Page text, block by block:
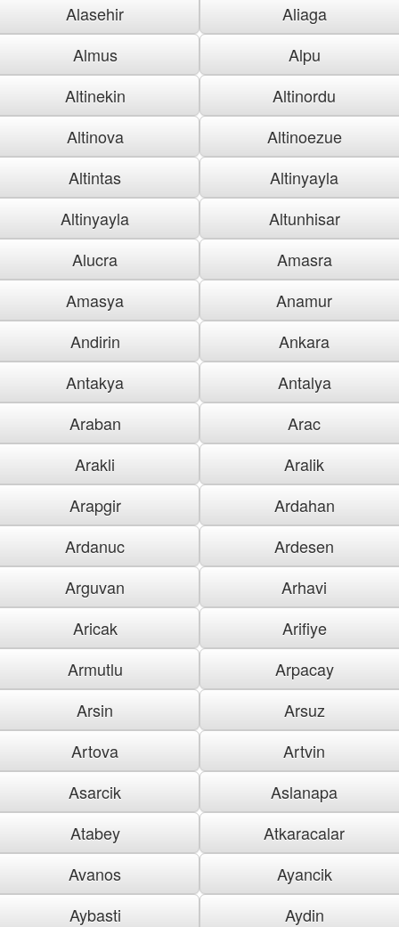
Alasehir
Aliaga
Almus
Alpu
Altinekin
Altinordu
Altinova
Altinoezue
Altintas
Altinyayla
Altinyayla
Altunhisar
Alucra
Amasra
Amasya
Anamur
Andirin
Ankara
Antakya
Antalya
Araban
Arac
Arakli
Aralik
Arapgir
Ardahan
Ardanuc
Ardesen
Arguvan
Arhavi
Aricak
Arifiye
Armutlu
Arpacay
Arsin
Arsuz
Artova
Artvin
Asarcik
Aslanapa
Atabey
Atkaracalar
Avanos
Ayancik
Aybasti
Aydin